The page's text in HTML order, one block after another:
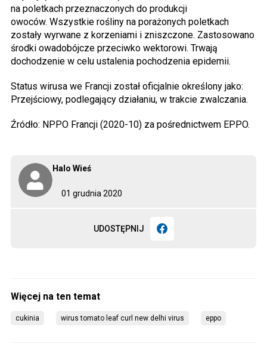
01 grudnia 2020
Halo Wieś
UDOSTĘPNIJ
na poletkach przeznaczonych do produkcji
owoców. Wszystkie rośliny na porażonych poletkach
zostały wyrwane z korzeniami i zniszczone. Zastosowano
środki owadobójcze przeciwko wektorowi. Trwają
dochodzenie w celu ustalenia pochodzenia epidemii.
Status wirusa we Francji został oficjalnie określony jako:
Przejściowy, podlegający działaniu, w trakcie zwalczania.
Źródło: NPPO Francji (2020-10) za pośrednictwem EPPO.
cukinia wirus tomato leaf curl new delhi virus eppo